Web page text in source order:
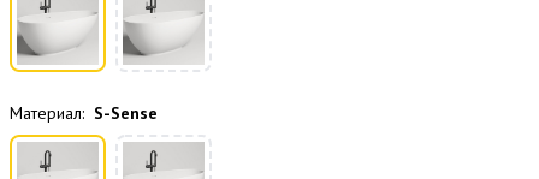
Материал: S-Sense